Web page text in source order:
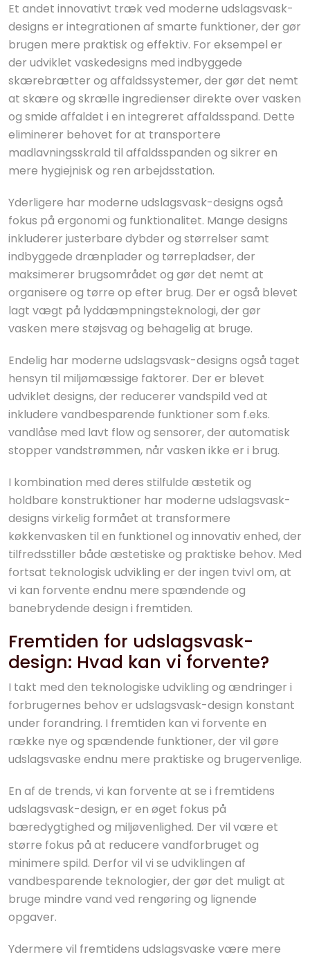
Et andet innovativt træk ved moderne udslagsvask-
designs er integrationen af smarte funktioner, der gør
brugen mere praktisk og effektiv. For eksempel er
der udviklet vaskedesigns med indbyggede
skærebrætter og affaldssystemer, der gør det nemt
at skære og skrælle ingredienser direkte over vasken
og smide affaldet i en integreret affaldsspand. Dette
eliminerer behovet for at transportere
madlavningsskrald til affaldsspanden og sikrer en
mere hygiejnisk og ren arbejdsstation.
Yderligere har moderne udslagsvask-designs også
fokus på ergonomi og funktionalitet. Mange designs
inkluderer justerbare dybder og størrelser samt
indbyggede drænplader og tørrepladser, der
maksimerer brugsområdet og gør det nemt at
organisere og tørre op efter brug. Der er også blevet
lagt vægt på lyddæmpningsteknologi, der gør
vasken mere støjsvag og behagelig at bruge.
Endelig har moderne udslagsvask-designs også taget
hensyn til miljømæssige faktorer. Der er blevet
udviklet designs, der reducerer vandspild ved at
inkludere vandbesparende funktioner som f.eks.
vandlåse med lavt flow og sensorer, der automatisk
stopper vandstrømmen, når vasken ikke er i brug.
I kombination med deres stilfulde æstetik og
holdbare konstruktioner har moderne udslagsvask-
designs virkelig formået at transformere
køkkenvasken til en funktionel og innovativ enhed, der
tilfredsstiller både æstetiske og praktiske behov. Med
fortsat teknologisk udvikling er der ingen tvivl om, at
vi kan forvente endnu mere spændende og
banebrydende design i fremtiden.
Fremtiden for udslagsvask-
design: Hvad kan vi forvente?
I takt med den teknologiske udvikling og ændringer i
forbrugernes behov er udslagsvask-design konstant
under forandring. I fremtiden kan vi forvente en
række nye og spændende funktioner, der vil gøre
udslagsvaske endnu mere praktiske og brugervenlige.
En af de trends, vi kan forvente at se i fremtidens
udslagsvask-design, er en øget fokus på
bæredygtighed og miljøvenlighed. Der vil være et
større fokus på at reducere vandforbruget og
minimere spild. Derfor vil vi se udviklingen af
vandbesparende teknologier, der gør det muligt at
bruge mindre vand ved rengøring og lignende
opgaver.
Ydermere vil fremtidens udslagsvaske være mere